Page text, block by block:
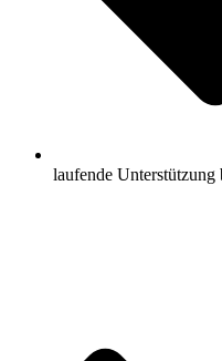
laufende Unterstützung